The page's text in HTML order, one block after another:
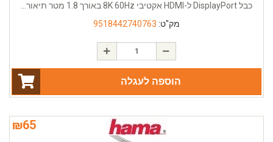
כבל DisplayPort ל-HDMI אקטיבי 8K 60Hz באורך 1.8 מטר תיאור...
מק"ט: 9518442740763
הוספה לעגלה
₪65